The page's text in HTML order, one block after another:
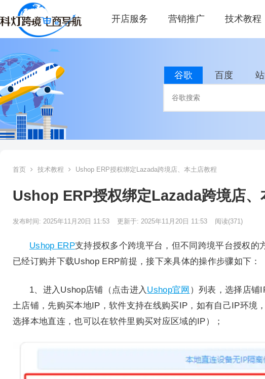
开店服务 营销推广 技术教程
谷歌 百度
首页 技术教程 Ushop ERP授权绑定Lazada跨境店、本土店教程
Ushop ERP授权绑定Lazada跨境店、
发布时间: 2025年11月20日 11:53 更新于: 2025年11月20日 11:53 阅读(371)
Ushop ERP支持授权多个跨境平台，但不同跨境平台授权的
已经订购并下载Ushop ERP前提，接下来具体的操作步骤如下：
1、进入Ushop店铺（点击进入 Ushop官网 ）列表，选择店铺
土店铺，先购买本地IP，软件支持在线购买IP，如有自己IP环境
选择本地直连，也可以在软件里购买对应区域的IP）；